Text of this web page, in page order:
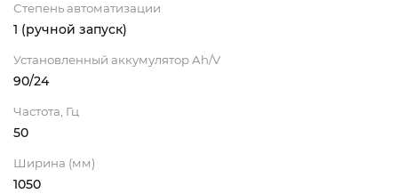
Степень автоматизации
1 (ручной запуск)
Установленный аккумулятор Ah/V
90/24
Частота, Гц
50
Ширина (мм)
1050